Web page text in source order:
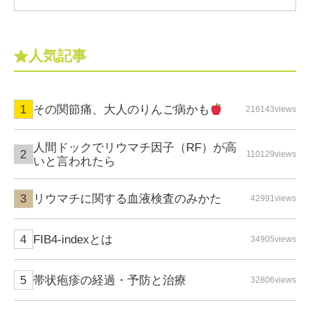
人気記事
その関節痛、大人のりんご病かも 216143views
人間ドックでリウマチ因子（RF）が高
いと言われたら
110129views
リウマチに関する血液検査のみかた 42991views
FIB4-indexとは 34905views
帯状疱疹の経過・予防と治療 32806views